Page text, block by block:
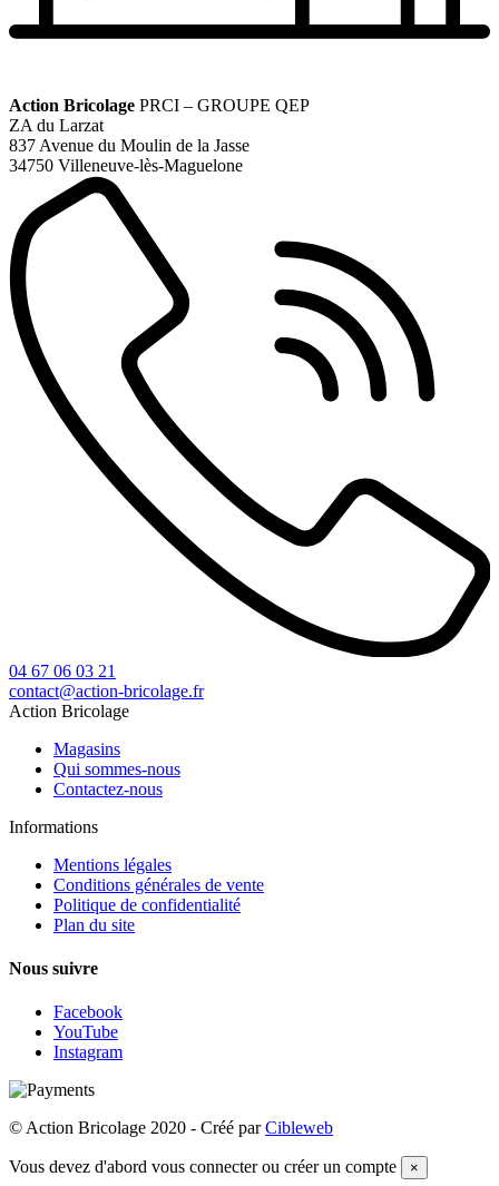
Action Bricolage PRCI – GROUPE QEP
ZA du Larzat
837 Avenue du Moulin de la Jasse
34750 Villeneuve-lès-Maguelone
04 67 06 03 21
contact@action-bricolage.fr
Action Bricolage
Magasins
Qui sommes-nous
Contactez-nous
Informations
Mentions légales
Conditions générales de vente
Politique de confidentialité
Plan du site
Nous suivre
Facebook
YouTube
Instagram
© Action Bricolage 2020 - Créé parCibleweb
Vous devez d'abord vous connecter ou créer un compte ×